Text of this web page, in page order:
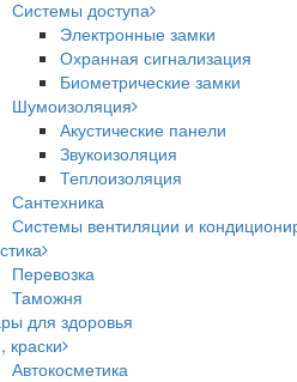
Системы доступа
Электронные замки
Охранная сигнализация
Биометрические замки
Шумоизоляция
Акустические панели
Звукоизоляция
Теплоизоляция
Сантехника
Системы вентиляции и
Перевозка
Таможня
для здоровья
краски
Автокосметика